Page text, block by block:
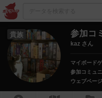
貴族 参加コ
kaz さん
マイボード
参加コミュ
ウェブページ